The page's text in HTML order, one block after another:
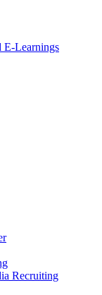
E-Learnings
Recruiting